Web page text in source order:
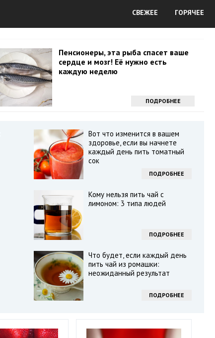
СВЕЖЕЕ ГОРЯЧЕЕ
Пенсионеры, эта рыба спасет ваше
сердце и мозг! Её нужно есть
каждую неделю
ПОДРОБНЕЕ
Вот что изменится в вашем
здоровье, если вы начнете
каждый день пить томатный
сок
ПОДРОБНЕЕ
Кому нельзя пить чай с
лимоном: 3 типа людей
ПОДРОБНЕЕ
Что будет, если каждый день
пить чай из ромашки:
неожиданный результат
ПОДРОБНЕЕ